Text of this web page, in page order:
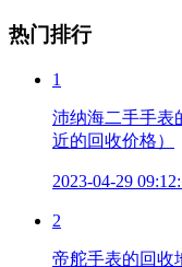
热门排行
1
沛纳海二手手表
近的回收价格）
2023-04-29
2
帝舵手表的回收